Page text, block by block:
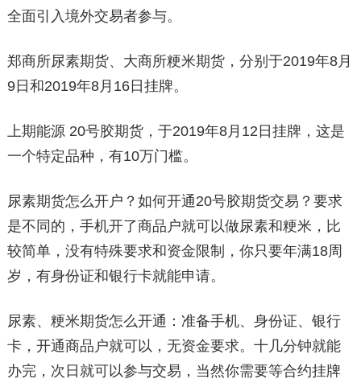
全面引入境外交易者参与。
郑商所尿素期货、大商所粳米期货，分别于2019年8月
9日和2019年8月16日挂牌。
上期能源 20号胶期货，于2019年8月12日挂牌，这是
一个特定品种，有10万门槛。
尿素期货怎么开户？如何开通20号胶期货交易？要求
是不同的，手机开了商品户就可以做尿素和粳米，比
较简单，没有特殊要求和资金限制，你只要年满18周
岁，有身份证和银行卡就能申请。
尿素、粳米期货怎么开通：准备手机、身份证、银行
卡，开通商品户就可以，无资金要求。十几分钟就能
办完，次日就可以参与交易，当然你需要等合约挂牌